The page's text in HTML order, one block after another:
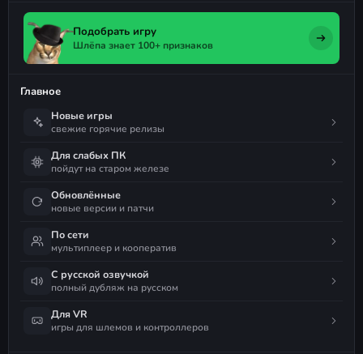
Подобрать игру
Шлёпа знает 100+ признаков
Главное
Новые игры
свежие горячие релизы
Для слабых ПК
пойдут на старом железе
Обновлённые
новые версии и патчи
По сети
мультиплеер и кооператив
С русской озвучкой
полный дубляж на русском
Для VR
игры для шлемов и контроллеров